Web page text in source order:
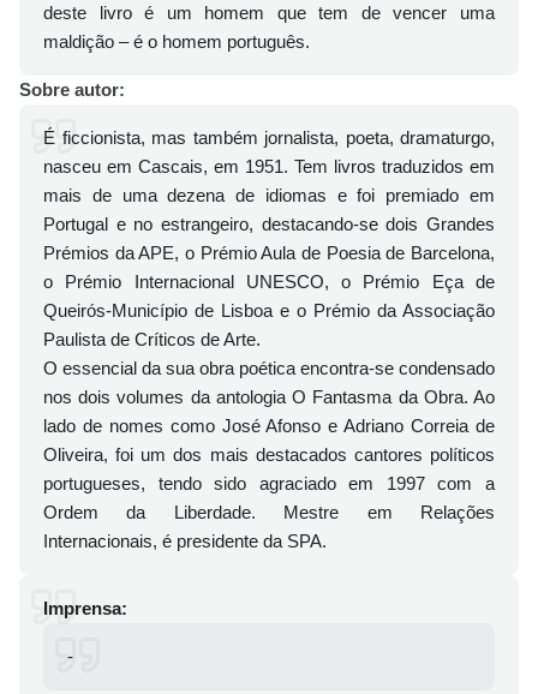
deste livro é um homem que tem de vencer uma
maldição – é o homem português.
Sobre autor:
É ficcionista, mas também jornalista, poeta, dramaturgo,
nasceu em Cascais, em 1951. Tem livros traduzidos em
mais de uma dezena de idiomas e foi premiado em
Portugal e no estrangeiro, destacando-se dois Grandes
Prémios da APE, o Prémio Aula de Poesia de Barcelona,
o Prémio Internacional UNESCO, o Prémio Eça de
Queirós-Município de Lisboa e o Prémio da Associação
Paulista de Críticos de Arte.
O essencial da sua obra poética encontra-se condensado
nos dois volumes da antologia O Fantasma da Obra. Ao
lado de nomes como José Afonso e Adriano Correia de
Oliveira, foi um dos mais destacados cantores políticos
portugueses, tendo sido agraciado em 1997 com a
Ordem da Liberdade. Mestre em Relações
Internacionais, é presidente da SPA.
Imprensa:
-